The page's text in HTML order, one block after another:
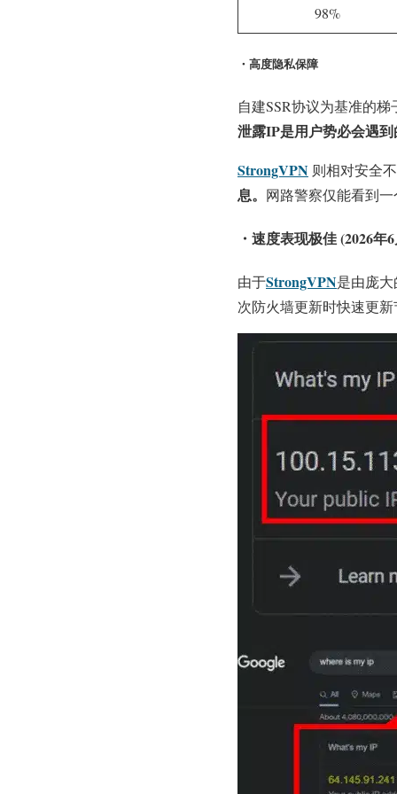
98%
・高度隐私保障
自建SSR协议为基准的
泄露IP是用户势必会遇
StrongVPN 则相对安全
息。 网路警察仅能看到
・速度表现极佳 (2026年
由于StrongVPN是由庞
次防火墙更新时快速更